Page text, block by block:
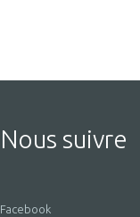
Nous suivre
Facebook